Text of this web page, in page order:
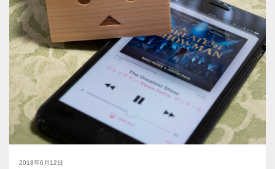
2018年6月12日